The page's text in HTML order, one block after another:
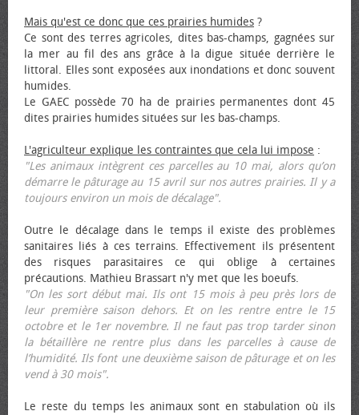
Mais qu'est ce donc que ces prairies humides ?
Ce sont des terres agricoles, dites bas-champs, gagnées sur
la mer au fil des ans grâce à la digue située derrière le
littoral. Elles sont exposées aux inondations et donc souvent
humides.
Le GAEC possède 70 ha de prairies permanentes dont 45
dites prairies humides situées sur les bas-champs.
L'agriculteur explique les contraintes que cela lui impose :
"Les animaux intègrent ces parcelles au 10 mai, alors qu’on
démarre le pâturage au 15 avril sur nos autres prairies. Il y a
toujours environ un mois de décalage".
Outre le décalage dans le temps il existe des problèmes
sanitaires liés à ces terrains. Effectivement ils présentent
des risques parasitaires ce qui oblige à certaines
précautions. Mathieu Brassart n'y met que les bœufs.
"On les sort début mai. Ils ont 15 mois à peu près lors de
leur première saison dehors. Et on les rentre entre le 15
octobre et le 1er novembre. Il ne faut pas trop tarder sinon
la bétaillère ne rentre plus dans les parcelles à cause de
l’humidité. Ils font une deuxième saison de pâturage et on les
vend à 30 mois".
Le reste du temps les animaux sont en stabulation où ils